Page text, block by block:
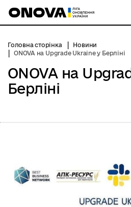
Головна сторінка
Новини
ONOVA на Upgrade Ukraine у Берліні
ONOVA на
Берліні